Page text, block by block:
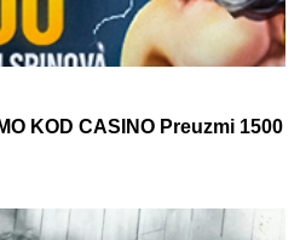
KOD CASINO Preuzmi 1500